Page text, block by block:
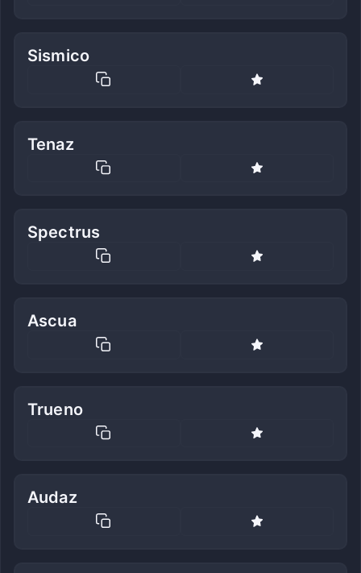
Sismico
Tenaz
Spectrus
Ascua
Trueno
Audaz